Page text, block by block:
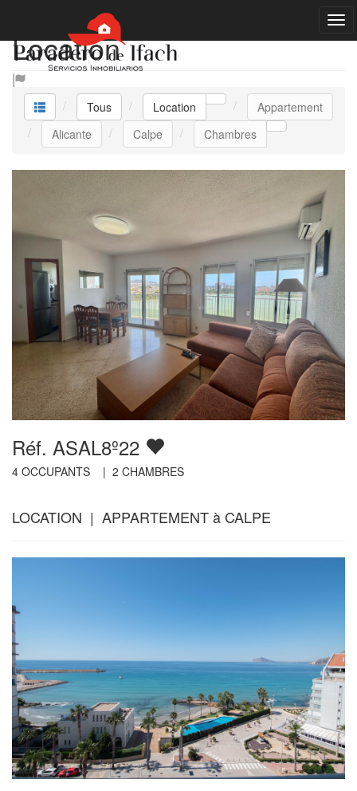
Location
Tous Location
Appartement
Alicante
Calpe Chambres
Réf. ASAL8º22
4 OCCUPANTS | 2 CHAMBRES
LOCATION | APPARTEMENT à CALPE